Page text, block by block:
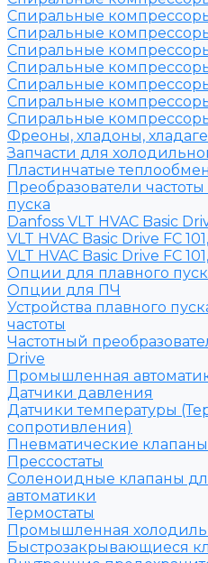
Спиральные
Спиральные
Спиральные
Спиральные
Спиральные
Спиральные
Спиральные
Фреоны, хладоны,
Запчасти для
Пластинчатые
Преобразователи
пуска
Danfoss VLT HVAC Basic
VLT HVAC Basic Drive FC
VLT HVAC Basic Drive FC
Опции для плавного
Опции для ПЧ
Устройства плавного
частоты
Частотный
Drive
Промышленная
Датчики давления
Датчики температуры
сопротивления)
Пневматические клапаны
Прессостаты
Соленоидные клапаны
автоматики
Термостаты
Промышленная
Быстрозакрывающиеся